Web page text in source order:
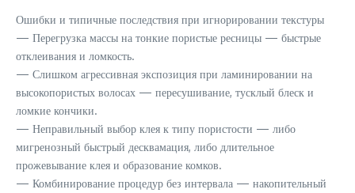
Ошибки и типичные последствия при игнорировании текстуры
— Перегрузка массы на тонкие пористые ресницы — быстрые
отклеивания и ломкость.
— Слишком агрессивная экспозиция при ламинировании на
высокопористых волосах — пересушивание, тусклый блеск и
ломкие кончики.
— Неправильный выбор клея к типу пористости — либо
мигренозный быстрый десквамация, либо длительное
прожевывание клея и образование комков.
— Комбинирование процедур без интервала — накопительный